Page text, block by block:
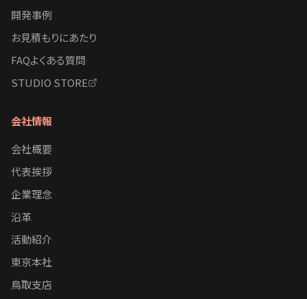
開発事例
お見積もりにあたり
FAQよくある質問
STUDIO STORE
会社情報
会社概要
代表挨拶
企業理念
沿革
活動紹介
東京本社
鳥取支店